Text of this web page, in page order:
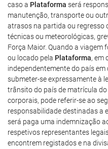
caso a Plataforma será
manutenção, transporte ou
atrasos na partida ou regresso
técnicas ou meteorológicas,
Força Maior. Quando a
ou locado pela Plataforma, em
independentemente do país em
submeter-se expressamente à
trânsito do país de matrícula do
corporais, pode referir-se ao
responsabilidade destinadas a
será paga uma indemnização
respetivos representantes
encontrem registados e na